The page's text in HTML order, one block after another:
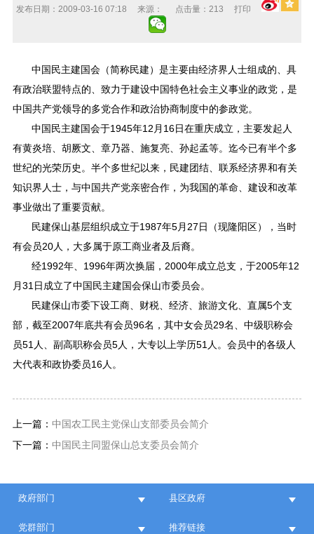
发布日期：2009-03-16 07:18 来源： 点击量： 213 打印
中国民主建国会（简称民建）是主要由经济界人士组成的、具
有政治联盟特点的、致力于建设中国特色社会主义事业的政党，是
中国共产党领导的多党合作和政治协商制度中的参政党。
中国民主建国会于1945年12月16日在重庆成立，主要发起人
有黄炎培、胡厥文、章乃器、施复亮、孙起孟等。迄今已有半个多
世纪的光荣历史。半个多世纪以来，民建团结、联系经济界和有关
知识界人士，与中国共产党亲密合作，为我国的革命、建设和改革
事业做出了重要贡献。
民建保山基层组织成立于1987年5月27日（现隆阳区），当时
有会员20人，大多属于原工商业者及后裔。
经1992年、1996年两次换届，2000年成立总支，于2005年12
月31日成立了中国民主建国会保山市委员会。
民建保山市委下设工商、财税、经济、旅游文化、直属5个支
部，截至2007年底共有会员96名，其中女会员29名、中级职称会
员51人、副高职称会员5人，大专以上学历51人。会员中的各级人
大代表和政协委员16人。
上一篇： 中国农工民主党保山支部委员会简介
下一篇： 中国民主同盟保山总支委员会简介
政府部门 县区政府
党群部门 推荐链接